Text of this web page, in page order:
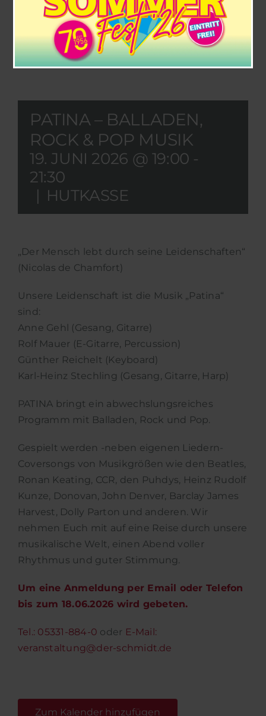
PATINA – BALLADEN,
ROCK & POP MUSIK
19. JUNI 2026 @ 19:00 -
21:30
| HUTKASSE
„Der Mensch lebt durch seine Leidenschaften“
(Nicolas de Chamfort)
Unsere Leidenschaft ist die Musik „Patina“
sind:
Anne Gehl (Gesang, Gitarre)
Rolf Mauer (E-Gitarre, Percussion)
Günther Reichelt (Keyboard)
Karl-Heinz Stechling (Gesang, Gitarre, Harp)
PATINA bringt ein abwechslungsreiches
Programm mit Balladen, Rock und Pop.
Gespielt werden -neben eigenen Liedern-
Coversongs von Musikgrößen wie den Beatles,
Ronan Keating, CCR, den Puhdys, Heinz Rudolf
Kunze, Donovan, John Denver, Barclay James
Harvest, Dolly Parton und anderen. Wir
nehmen Euch mit auf eine Reise durch unsere
musikalische Welt, einen Abend voller
Rhythmus und guter Stimmung.
Um eine Anmeldung per Email oder Telefon
bis zum 18.06.2026 wird gebeten.
Tel.: 05331-884-0 oder E-Mail:
veranstaltung@der-schmidt.de
Zum Kalender hinzufügen